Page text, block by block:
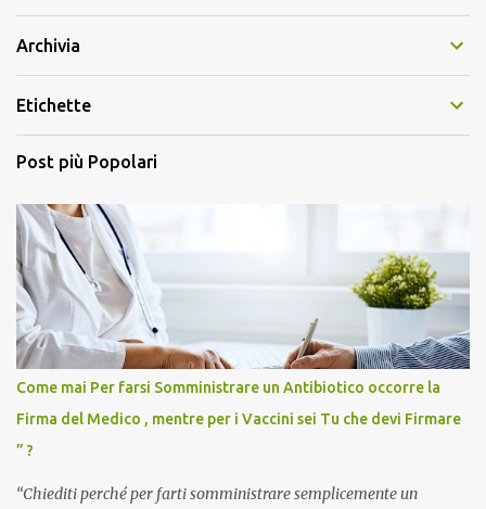
Archivia
Etichette
Post più Popolari
Come mai Per farsi Somministrare un Antibiotico occorre la
Firma del Medico , mentre per i Vaccini sei Tu che devi Firmare
” ?
“Chiediti perché per farti somministrare semplicemente un